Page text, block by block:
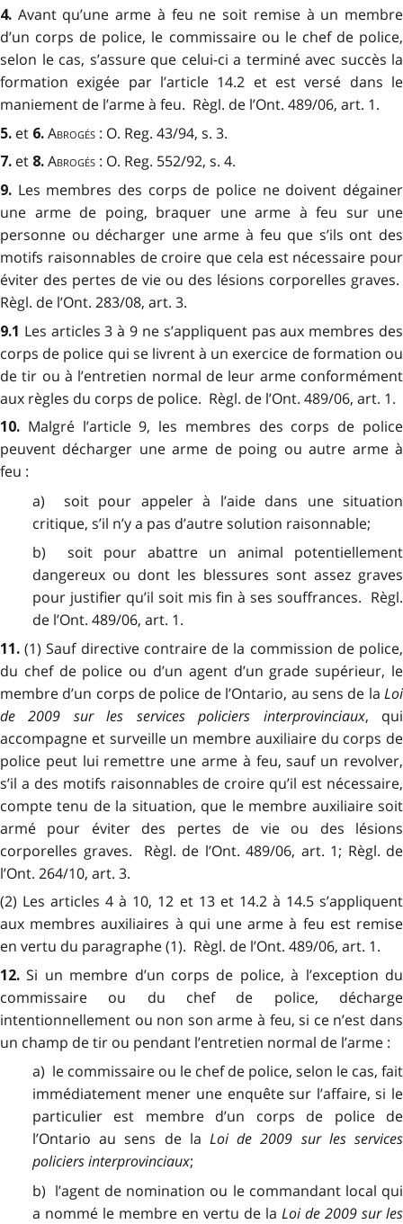
4. Avant qu’une arme à feu ne soit remise à un membre
d’un corps de police, le commissaire ou le chef de police,
selon le cas, s’assure que celui-ci a terminé avec succès la
formation exigée par l’article 14.2 et est versé dans le
maniement de l’arme à feu. Règl. de l’Ont. 489/06, art. 1.
5. et 6. Abrogés : O. Reg. 43/94, s. 3.
7. et 8. Abrogés : O. Reg. 552/92, s. 4.
9. Les membres des corps de police ne doivent dégainer
une arme de poing, braquer une arme à feu sur une
personne ou décharger une arme à feu que s’ils ont des
motifs raisonnables de croire que cela est nécessaire pour
éviter des pertes de vie ou des lésions corporelles graves.
Règl. de l’Ont. 283/08, art. 3.
9.1 Les articles 3 à 9 ne s’appliquent pas aux membres des
corps de police qui se livrent à un exercice de formation ou
de tir ou à l’entretien normal de leur arme conformément
aux règles du corps de police. Règl. de l’Ont. 489/06, art. 1.
10. Malgré l’article 9, les membres des corps de police
peuvent décharger une arme de poing ou autre arme à
feu :
a) soit pour appeler à l’aide dans une situation
critique, s’il n’y a pas d’autre solution raisonnable;
b) soit pour abattre un animal potentiellement
dangereux ou dont les blessures sont assez graves
pour justifier qu’il soit mis fin à ses souffrances. Règl.
de l’Ont. 489/06, art. 1.
11.(1) Sauf directive contraire de la commission de police,
du chef de police ou d’un agent d’un grade supérieur, le
membre d’un corps de police de l’Ontario, au sens de la Loi
de 2009 sur les services policiers interprovinciaux, qui
accompagne et surveille un membre auxiliaire du corps de
police peut lui remettre une arme à feu, sauf un revolver,
s’il a des motifs raisonnables de croire qu’il est nécessaire,
compte tenu de la situation, que le membre auxiliaire soit
armé pour éviter des pertes de vie ou des lésions
corporelles graves. Règl. de l’Ont. 489/06, art. 1; Règl. de
l’Ont. 264/10, art. 3.
(2) Les articles 4 à 10, 12 et 13 et 14.2 à 14.5 s’appliquent
aux membres auxiliaires à qui une arme à feu est remise
en vertu du paragraphe (1). Règl. de l’Ont. 489/06, art. 1.
12.Si un membre d’un corps de police, à l’exception du
commissaire ou du chef de police, décharge
intentionnellement ou non son arme à feu, si ce n’est dans
un champ de tir ou pendant l’entretien normal de l’arme :
a) le commissaire ou le chef de police, selon le cas, fait
immédiatement mener une enquête sur l’affaire, si le
particulier est membre d’un corps de police de
l’Ontario au sens de la Loi de 2009 sur les services
policiers interprovinciaux;
b) l’agent de nomination ou le commandant local qui
a nommé le membre en vertu de la Loi de 2009 sur les